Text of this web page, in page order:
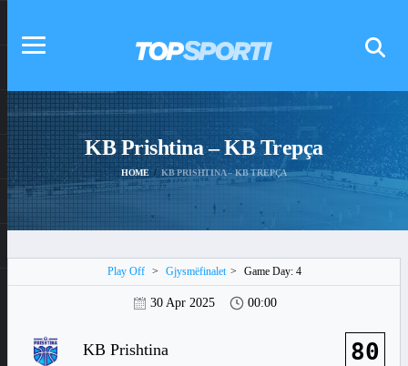
KB Prishtina – KB Trepça
HOME KB PRISHTINA – KB TREPÇA
Play Off > Gjysmëfinalet > Game Day: 4
30 Apr 2025 00:00
KB Prishtina 80